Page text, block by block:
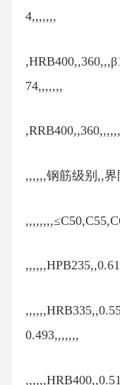
4,,,,,,,
74,,,,,,,
,,,,,,钢筋级别,,
0.493,,,,,,,